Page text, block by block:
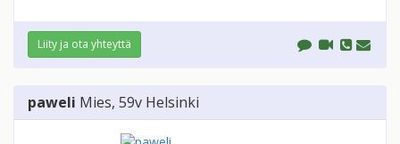
Liity ja ota yhteyttä
paweli Mies, 59v Helsinki